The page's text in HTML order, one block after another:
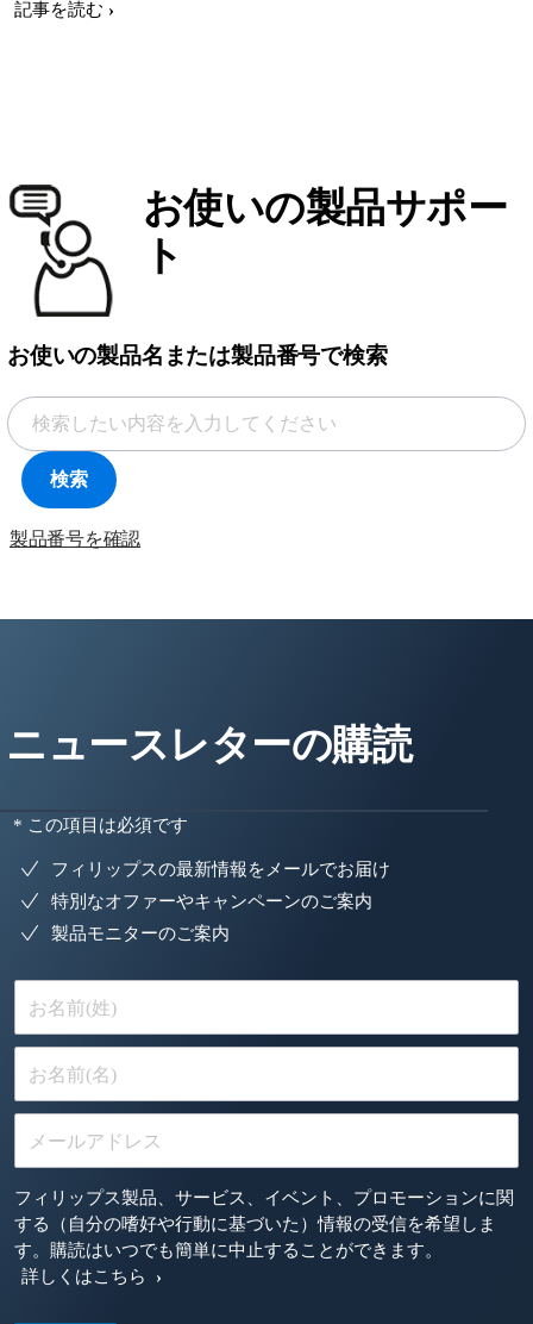
記事を読む
お使いの製品サポー
ト
お使いの製品名または製品番号で検索
検索
製品番号を確認
ニュースレターの購読
* この項目は必須です
フィリップスの最新情報をメールでお届け
特別なオファーやキャンペーンのご案内
製品モニターのご案内
お名前(姓)
お名前(名)
メールアドレス
フィリップス製品、サービス、イベント、プロモーションに関
する（自分の嗜好や行動に基づいた）情報の受信を希望しま
す。購読はいつでも簡単に中止することができます。
詳しくはこちら